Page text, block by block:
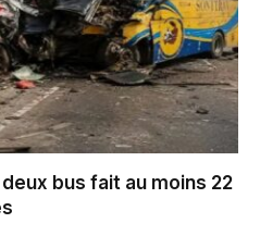
bus fait au moins 22